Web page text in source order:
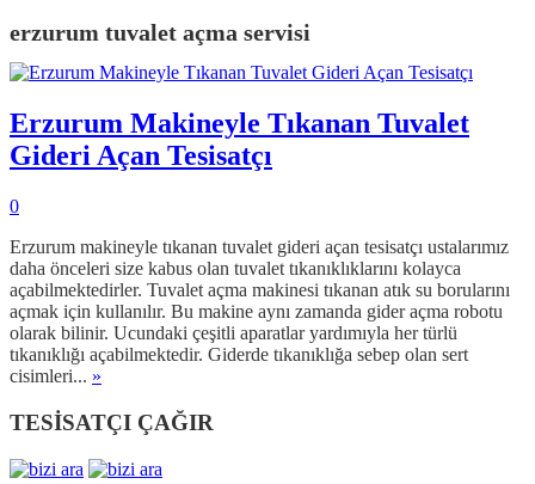
erzurum tuvalet açma servisi
Erzurum Makineyle Tıkanan Tuvalet
Gideri Açan Tesisatçı
0
Erzurum makineyle tıkanan tuvalet gideri açan tesisatçı ustalarımız
daha önceleri size kabus olan tuvalet tıkanıklıklarını kolayca
açabilmektedirler. Tuvalet açma makinesi tıkanan atık su borularını
açmak için kullanılır. Bu makine aynı zamanda gider açma robotu
olarak bilinir. Ucundaki çeşitli aparatlar yardımıyla her türlü
tıkanıklığı açabilmektedir. Giderde tıkanıklığa sebep olan sert
cisimleri... »
TESİSATÇI ÇAĞIR